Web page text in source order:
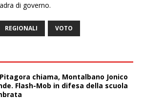
di governo.
REGIONALI VOTO
Pitagora chiama, Montalbano Jonico
Flash-Mob in difesa della scuola